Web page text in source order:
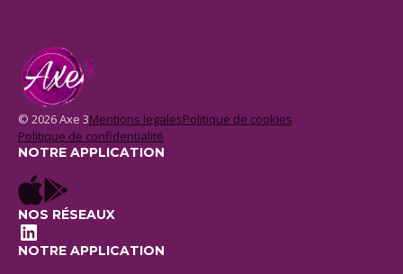
© 2026 Axe 3Mentions legalesPolitique de cookies
Politique de confidentialité
NOTRE APPLICATION
NOS RÉSEAUX
LinkedIn
NOTRE APPLICATION